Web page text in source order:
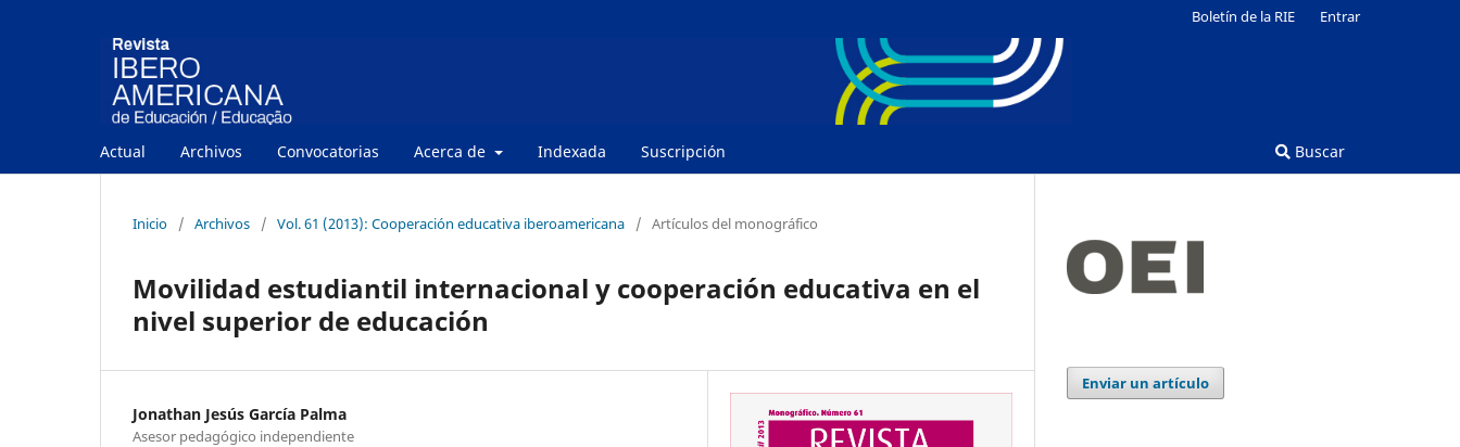
Actual Archivos Convocatorias Acerca de Indexada Suscripción Buscar
Boletín de la RIE Entrar
Inicio / Archivos / Vol. 61 (2013): Cooperación educativa iberoamericana / Artículos del monográfico
Movilidad estudiantil internacional y cooperación educativa en el
nivel superior de educación
Jonathan Jesús García Palma
Asesor pedagógico independiente
Enviar un artículo